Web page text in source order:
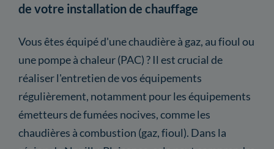
de votre installation de chauffage
Vous êtes équipé d'une chaudière à gaz, au fioul ou
une pompe à chaleur (PAC) ? Il est crucial de
réaliser l'entretien de vos équipements
régulièrement, notamment pour les équipements
émetteurs de fumées nocives, comme les
chaudières à combustion (gaz, fioul). Dans la